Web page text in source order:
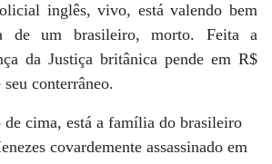
inglês, vivo, está valendo bem
de um brasileiro, morto. Feita a
da Justiça britânica pende em R$
conterrâneo.
de cima, está a família do brasileiro
covardemente assassinado em